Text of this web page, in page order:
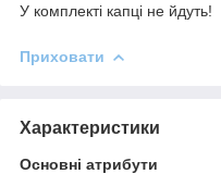
У комплекті капці не йдуть!
Приховати
Характеристики
Основні атрибути